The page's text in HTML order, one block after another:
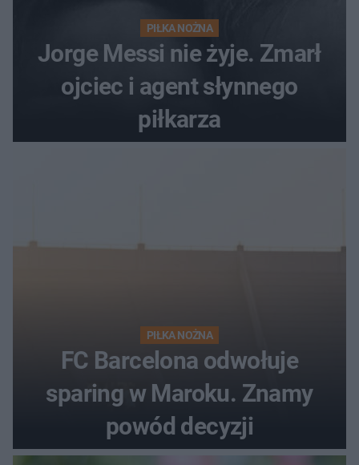
PIŁKA NOŻNA
Jorge Messi nie żyje. Zmarł
ojciec i agent słynnego
piłkarza
PIŁKA NOŻNA
FC Barcelona odwołuje
sparing w Maroku. Znamy
powód decyzji